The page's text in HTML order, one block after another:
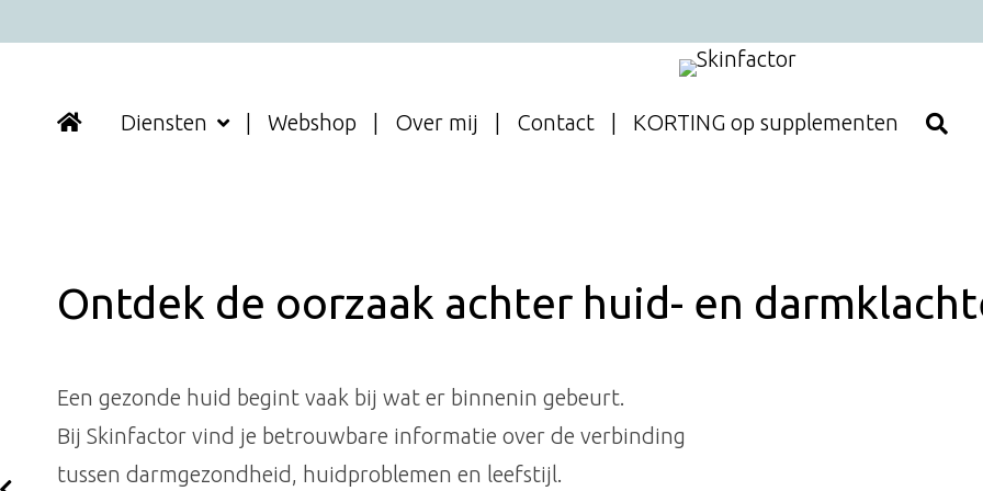
Diensten Webshop Over mij Contact KORTING op supplementen
Ontdek de oorzaak achter huid- en
Een gezonde huid begint vaak bij wat er binnenin gebeurt.
Bij Skinfactor vind je betrouwbare informatie over de verbinding
tussen darmgezondheid, huidproblemen en leefstijl.
Huidspecialist & Leefstijlcoach
√ Specialist in Huidverbetering en Leefstijl
√ Huid- en leefstijladvies
√ Persoonlijk traject naar een gezonde huid